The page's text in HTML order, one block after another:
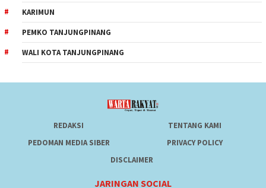
KARIMUN
PEMKO TANJUNGPINANG
WALI KOTA TANJUNGPINANG
REDAKSI
TENTANG KAMI
PEDOMAN MEDIA SIBER
PRIVACY POLICY
DISCLAIMER
JARINGAN SOCIAL